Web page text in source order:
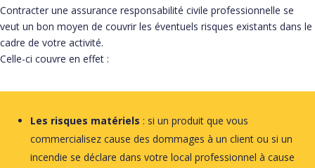
Contracter une assurance responsabilité civile professionnelle se
veut un bon moyen de couvrir les éventuels risques existants dans le
cadre de votre activité.
Celle-ci couvre en effet :
Les risques matériels : si un produit que vous
commercialisez cause des dommages à un client ou si un
incendie se déclare dans votre local professionnel à cause